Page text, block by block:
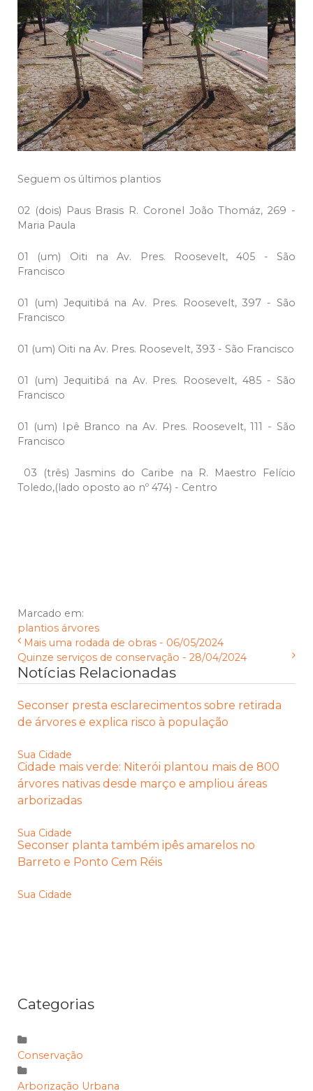
Seguem os últimos plantios
02 (dois) Paus Brasis R. Coronel João Thomáz, 269 -
Maria Paula
01 (um) Oiti na Av. Pres. Roosevelt, 405 - São
Francisco
01 (um) Jequitibá na Av. Pres. Roosevelt, 397 - São
Francisco
01 (um) Oiti na Av. Pres. Roosevelt, 393 - São Francisco
01 (um) Jequitibá na Av. Pres. Roosevelt, 485 - São
Francisco
01 (um) Ipê Branco na Av. Pres. Roosevelt, 111 - São
Francisco
03 (três) Jasmins do Caribe na R. Maestro Felício
Toledo,(lado oposto ao nº 474) - Centro
Marcado em:
plantios árvores
Mais uma rodada de obras - 06/05/2024
Quinze serviços de conservação - 28/04/2024
Notícias Relacionadas
Seconser presta esclarecimentos sobre retirada
de árvores e explica risco à população
Sua Cidade
Cidade mais verde: Niterói plantou mais de 800
árvores nativas desde março e ampliou áreas
arborizadas
Sua Cidade
Seconser planta também ipês amarelos no
Barreto e Ponto Cem Réis
Sua Cidade
Categorias
Conservação
Arborização Urbana